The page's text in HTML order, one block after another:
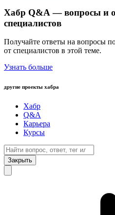
Хабр Q&A — вопросы и
специалистов
Получайте ответы на вопросы
от специалистов в этой теме.
Узнать больше
другие проекты хабра
Хабр
Q&A
Карьера
Курсы
Закрыть